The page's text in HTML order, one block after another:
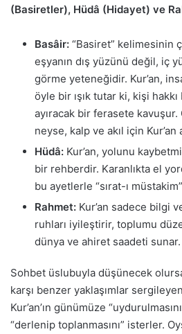
(Basiretler), Hüdâ (Hidayet) ve
Basâir: “Basiret” kelimesinin
eşyanın dış yüzünü değil, iç
görme yeteneğidir. Kur’an,
öyle bir ışık tutar ki, kişi
ayıracak bir ferasete kavuşur.
neyse, kalp ve akıl için
Hüdâ: Kur’an, yolunu
bir rehberdir. Karanlıkta el
bu ayetlerle “sırat-ı
Rahmet: Kur’an sadece bilgi
ruhları iyileştirir, toplumu
dünya ve ahiret saadeti sunar.
Sohbet üslubuyla düşünecek
karşı benzer yaklaşımlar
Kur’an’ın günümüze
“derlenip toplanmasını” isterler.